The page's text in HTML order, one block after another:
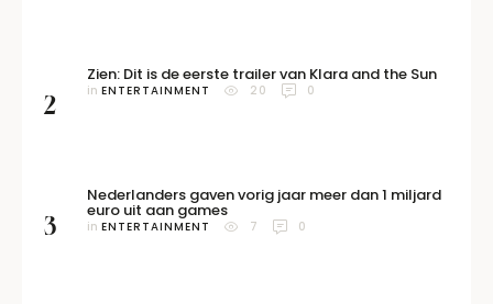
2
Zien: Dit is de eerste trailer van Klara and the Sun
in ENTERTAINMENT 20 0
3
Nederlanders gaven vorig jaar meer dan 1 miljard
euro uit aan games
in ENTERTAINMENT 7 0